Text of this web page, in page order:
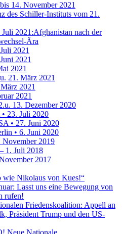
14. November 2021
des Schiller-Instituts vom 21.
2021:Afghanistan nach der
Ära
2021
2021
2021
21. März 2021
2021
2021
13. Dezember 2020
23. Juli 2020
• 27. Juni 2020
• 6. Juni 2020
November 2019
1. Juli 2018
2017
wie Nikolaus von Kues!“
Lasst uns eine Bewegung von
rufen!
Friedenskoalition: Appell an
Präsident Trump und den US-